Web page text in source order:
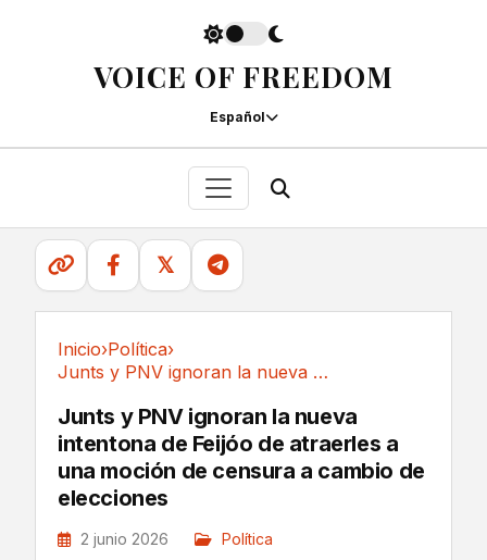
VOICE OF FREEDOM
Español
𝕏
Inicio›Política›
Junts y PNV ignoran la nueva intentona de...
Junts y PNV ignoran la nueva
intentona de Feijóo de atraerles a
una moción de censura a cambio de
elecciones
2 junio 2026 Política